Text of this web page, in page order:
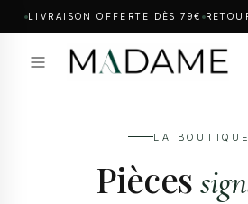
LIVRAISON OFFERTE DÈS 79€
LA BOUTIQUE
Pièces